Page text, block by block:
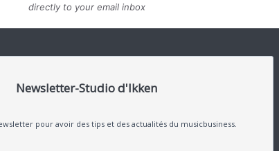
directly to your email inbox